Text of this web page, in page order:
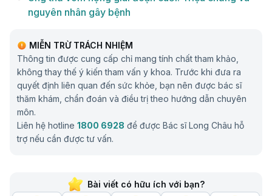
nguyên nhân gây bệnh
MIỄN TRỪ TRÁCH NHIỆM
Thông tin được cung cấp chỉ mang tính chất tham khảo,
không thay thế ý kiến tham vấn y khoa. Trước khi đưa ra
quyết định liên quan đến sức khỏe, bạn nên được bác sĩ
thăm khám, chẩn đoán và điều trị theo hướng dẫn chuyên
môn.
Liên hệ hotline 1800 6928 để được Bác sĩ Long Châu hỗ
trợ nếu cần được tư vấn.
Bài viết có hữu ích với bạn?